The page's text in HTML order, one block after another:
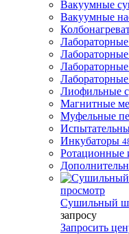
Вакуумные
Вакуумные
Лиофильные
Магнитные
Муфельные
Инкубаторы
Ротационные
просмотр
Сушильный
запросу
Запросить